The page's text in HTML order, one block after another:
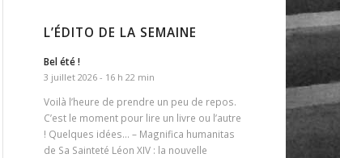
L’ÉDITO DE LA SEMAINE
Bel été !
3 juillet 2026 - 16 h 22 min
Voilà l’heure de prendre un peu de repos.
C’est le moment pour lire un livre ou l’autre
! Quelques idées… – Magnifica humanitas
de Sa Sainteté Léon XIV : la nouvelle